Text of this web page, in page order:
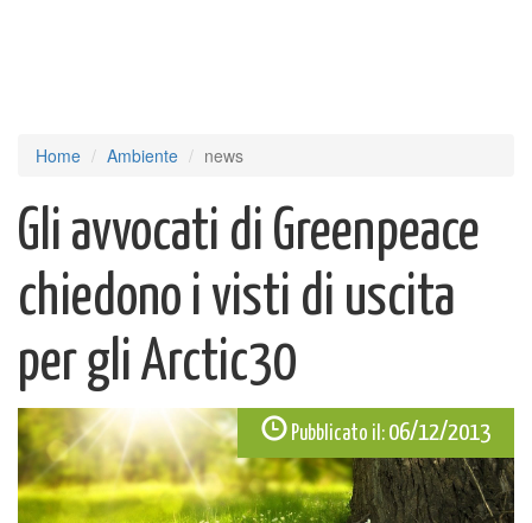
Home Ambiente news
Gli avvocati di Greenpeace
chiedono i visti di uscita
per gli Arctic30
Pubblicato il: 06/12/2013